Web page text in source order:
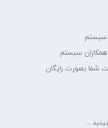
سیستم
سیستم
شما بصورت رایگان
...